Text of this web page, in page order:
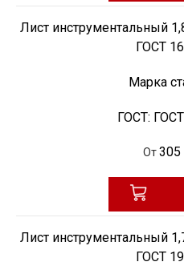
Лист инструментальный
ГОСТ
Марка
ГОСТ:
От 305
Лист инструментальный
ГОСТ